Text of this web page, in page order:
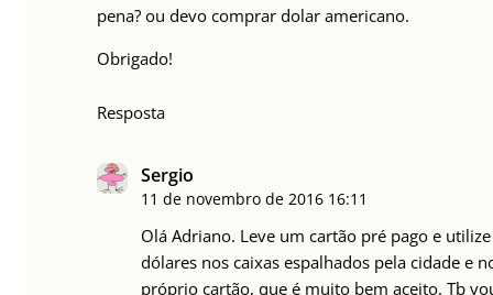
pena? ou devo comprar dolar americano.
Obrigado!
Resposta
Sergio
11 de novembro de 2016 16:11
Olá Adriano. Leve um cartão pré pago e
dólares nos caixas espalhados pela cidade e
próprio cartão, que é muito bem aceito. Tb